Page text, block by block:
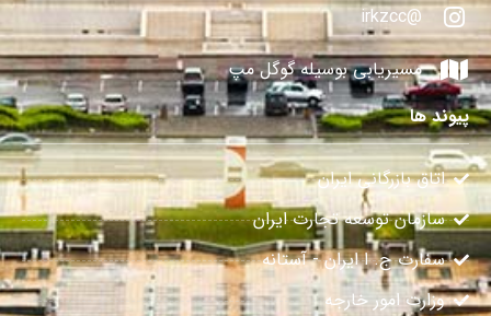
@irkzcc
مسیریابی بوسیله گوگل مپ
پیوند ها
اتاق بازرگانی ایران
سازمان توسعه تجارت ایران
سفارت ج. ا ایران - آستانه
وزارت امور خارجه